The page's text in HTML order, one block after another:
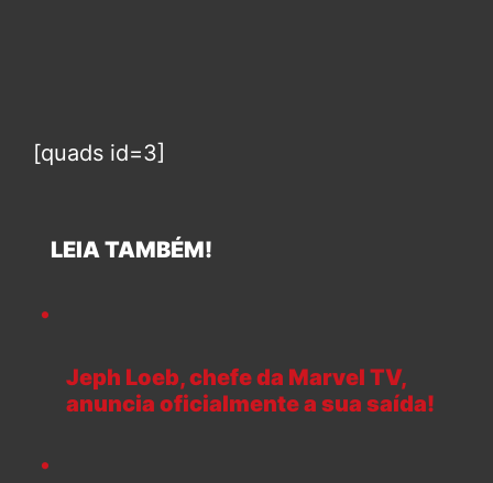
[quads id=3]
LEIA TAMBÉM!
Jeph Loeb, chefe da Marvel TV,
anuncia oficialmente a sua saída!